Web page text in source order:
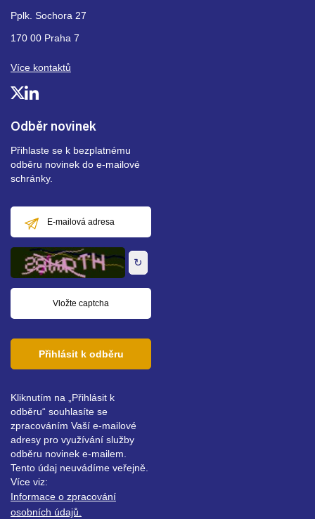
Odběr novinek
Přihlaste se k bezplatnému
odběru novinek do e-mailové
schránky.
mailová
adresa
↻
Přihlásit k odběru
Kliknutím na „Přihlásit k
odběru“ souhlasíte se
zpracováním Vaší e-mailové
adresy pro využívání služby
odběru novinek e-mailem.
Tento údaj neuvádíme veřejně.
Více viz:
Informace o zpracování
osobních údajů.
Pplk. Sochora 27
170 00 Praha 7
Více kontaktů